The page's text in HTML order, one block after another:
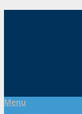
Menu